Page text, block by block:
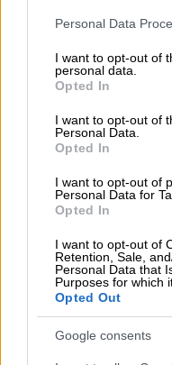
Please note that this
not limited to your visit
grant or deny consent
use your data for below
consent section.
Personal Data
I want to opt-out of
personal data.
Opted In
I want to opt-out of
Personal Data.
Opted In
I want to opt-out of
Personal Data for
Opted In
I want to opt-out of
Retention, Sale,
Personal Data that
Purposes for which
Opted Out
Google consents
Κόσμος|13.08.2022
«Θα είσαι η